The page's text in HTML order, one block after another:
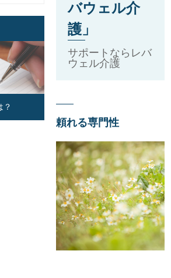
バウェル介
護」
サポートならレバ
ウェル介護
頼れる専門性
？